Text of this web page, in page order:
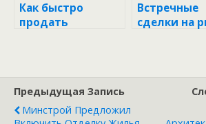
Как быстро
продать
Встречные
сделки на
Предыдущая Запись
Минстрой Предложил